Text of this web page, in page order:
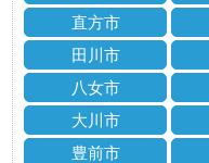
直方市
田川市
八女市
大川市
豊前市